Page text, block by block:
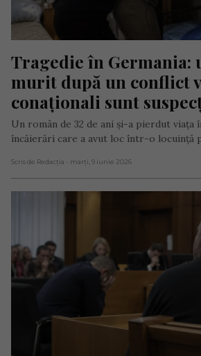
Tragedie în Germania:
murit după un conflict
conaționali sunt
Un român de 32 de ani și-a pierdut viața
încăierări care a avut loc într-o locuință
Scris de Redacția - marți, 9 iunie 2026